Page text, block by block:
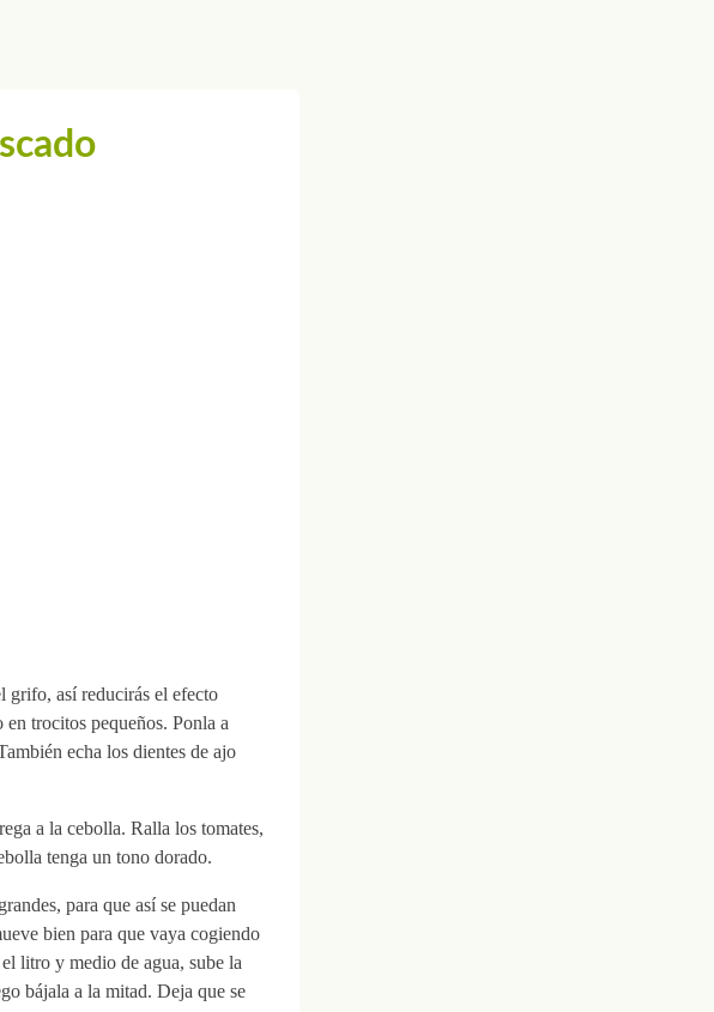
grifo, así reducirás el efecto
trocitos pequeños. Ponla a
echa los dientes de ajo
a la cebolla. Ralla los tomates,
tenga un tono dorado.
para que así se puedan
bien para que vaya cogiendo
litro y medio de agua, sube la
bájala a la mitad. Deja que se